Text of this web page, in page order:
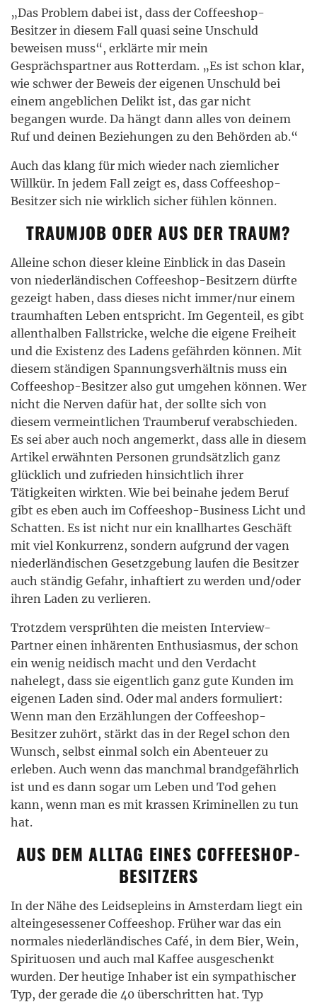
„Das Problem dabei ist, dass der Coffeeshop-
Besitzer in diesem Fall quasi seine Unschuld
beweisen muss“, erklärte mir mein
Gesprächspartner aus Rotterdam. „Es ist schon klar,
wie schwer der Beweis der eigenen Unschuld bei
einem angeblichen Delikt ist, das gar nicht
begangen wurde. Da hängt dann alles von deinem
Ruf und deinen Beziehungen zu den Behörden ab.“
Auch das klang für mich wieder nach ziemlicher
Willkür. In jedem Fall zeigt es, dass Coffeeshop-
Besitzer sich nie wirklich sicher fühlen können.
TRAUMJOB ODER AUS DER TRAUM?
Alleine schon dieser kleine Einblick in das Dasein
von niederländischen Coffeeshop-Besitzern dürfte
gezeigt haben, dass dieses nicht immer/nur einem
traumhaften Leben entspricht. Im Gegenteil, es gibt
allenthalben Fallstricke, welche die eigene Freiheit
und die Existenz des Ladens gefährden können. Mit
diesem ständigen Spannungsverhältnis muss ein
Coffeeshop-Besitzer also gut umgehen können. Wer
nicht die Nerven dafür hat, der sollte sich von
diesem vermeintlichen Traumberuf verabschieden.
Es sei aber auch noch angemerkt, dass alle in diesem
Artikel erwähnten Personen grundsätzlich ganz
glücklich und zufrieden hinsichtlich ihrer
Tätigkeiten wirkten. Wie bei beinahe jedem Beruf
gibt es eben auch im Coffeeshop-Business Licht und
Schatten. Es ist nicht nur ein knallhartes Geschäft
mit viel Konkurrenz, sondern aufgrund der vagen
niederländischen Gesetzgebung laufen die Besitzer
auch ständig Gefahr, inhaftiert zu werden und/oder
ihren Laden zu verlieren.
Trotzdem versprühten die meisten Interview-
Partner einen inhärenten Enthusiasmus, der schon
ein wenig neidisch macht und den Verdacht
nahelegt, dass sie eigentlich ganz gute Kunden im
eigenen Laden sind. Oder mal anders formuliert:
Wenn man den Erzählungen der Coffeeshop-
Besitzer zuhört, stärkt das in der Regel schon den
Wunsch, selbst einmal solch ein Abenteuer zu
erleben. Auch wenn das manchmal brandgefährlich
ist und es dann sogar um Leben und Tod gehen
kann, wenn man es mit krassen Kriminellen zu tun
hat.
AUS DEM ALLTAG EINES COFFEESHOP-
BESITZERS
In der Nähe des Leidsepleins in Amsterdam liegt ein
alteingesessener Coffeeshop. Früher war das ein
normales niederländisches Café, in dem Bier, Wein,
Spirituosen und auch mal Kaffee ausgeschenkt
wurden. Der heutige Inhaber ist ein sympathischer
Typ, der gerade die 40 überschritten hat. Typ